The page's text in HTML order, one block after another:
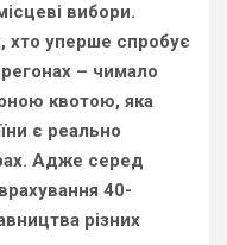
вибори.
хто уперше спробує
– чимало
квотою, яка
є реально
Адже серед
40-
різних